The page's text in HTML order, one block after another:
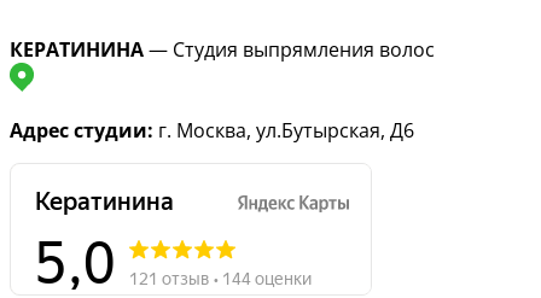
КЕРАТИНИНА— Студия выпрямления волос
Адрес студии: г. Москва, ул.Бутырская, Д6